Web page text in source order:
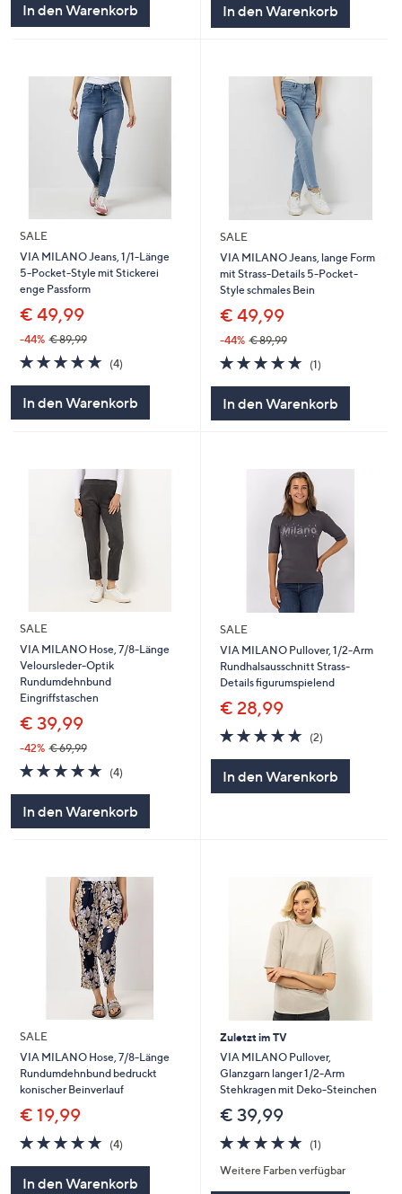
In den Warenkorb In den Warenkorb
SALE
VIA MILANO Jeans, 1/1-Länge
5-Pocket-Style mit Stickerei
enge Passform
€ 49,99
-44% € 89,99
5.0
von
(4)4
In den Warenkorb
SALE
VIA MILANO Jeans, lange Form
mit Strass-Details 5-Pocket-
Style schmales Bein
€ 49,99
-44% € 89,99
5.0
von
(1)1
In den Warenkorb
SALE
VIA MILANO Hose, 7/8-Länge
Veloursleder-Optik
Rundumdehnbund
Eingriffstaschen
€ 39,99
-42% € 69,99
5.0
von
(4)4
In den Warenkorb
SALE
VIA MILANO Pullover, 1/2-Arm
Rundhalsausschnitt Strass-
Details figurumspielend
€ 28,99
5.0
von
(2)2
In den Warenkorb
SALE
VIA MILANO Hose, 7/8-Länge
Rundumdehnbund bedruckt
konischer Beinverlauf
€ 19,99
5.0
von
(4)4
In den Warenkorb
Zuletzt im TV
VIA MILANO Pullover,
Glanzgarn langer 1/2-Arm
Stehkragen mit Deko-Steinchen
€ 39,99
5.0
von
5
(1)1
Weitere Farben verfügbar